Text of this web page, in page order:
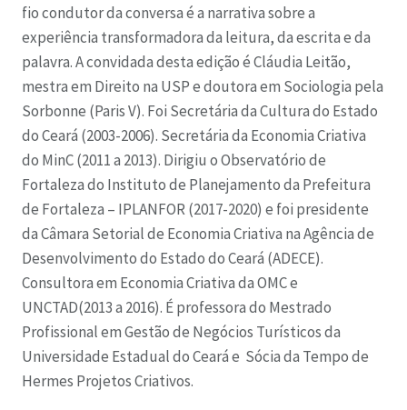
fio condutor da conversa é a narrativa sobre a
experiência transformadora da leitura, da escrita e da
palavra. A convidada desta edição é Cláudia Leitão,
mestra em Direito na USP e doutora em Sociologia pela
Sorbonne (Paris V). Foi Secretária da Cultura do Estado
do Ceará (2003-2006). Secretária da Economia Criativa
do MinC (2011 a 2013). Dirigiu o Observatório de
Fortaleza do Instituto de Planejamento da Prefeitura
de Fortaleza – IPLANFOR (2017-2020) e foi presidente
da Câmara Setorial de Economia Criativa na Agência de
Desenvolvimento do Estado do Ceará (ADECE).
Consultora em Economia Criativa da OMC e
UNCTAD(2013 a 2016). É professora do Mestrado
Profissional em Gestão de Negócios Turísticos da
Universidade Estadual do Ceará e Sócia da Tempo de
Hermes Projetos Criativos.